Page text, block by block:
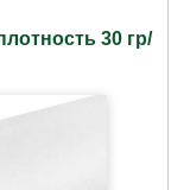
30 гр/